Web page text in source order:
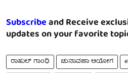
Subscribeand Receive
updates on your favorite
ರಾಹುಲ್ ಗಾಂಧಿ ಚುನಾವಣಾ ಆಯೋಗ